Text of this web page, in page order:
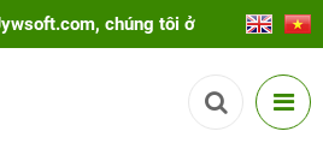
chúng tôi ở